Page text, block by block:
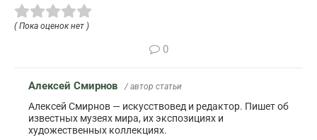
( Пока оценок нет )
0
Алексей Смирнов / автор статьи
Алексей Смирнов — искусствовед и редактор. Пишет об
известных музеях мира, их экспозициях и
художественных коллекциях.